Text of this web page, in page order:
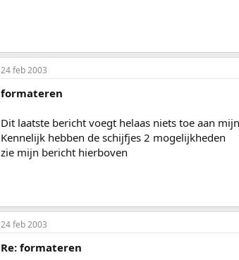
24 feb 2003
formateren
Dit laatste bericht voegt helaas niets toe aan
Kennelijk hebben de schijfjes 2 mogelijkheden
zie mijn bericht hierboven
24 feb 2003
Re: formateren